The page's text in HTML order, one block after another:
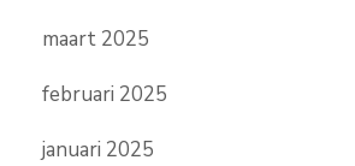
maart 2025
februari 2025
januari 2025